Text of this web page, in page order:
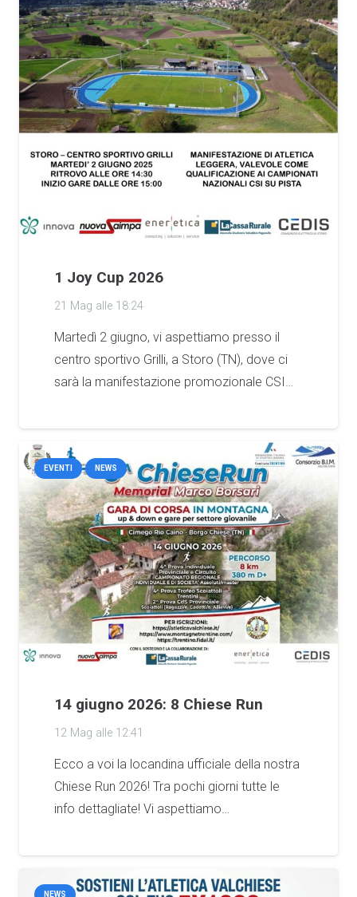
1 Joy Cup 2026
21 Mag alle 18:24
Martedì 2 giugno, vi aspettiamo presso il
centro sportivo Grilli, a Storo (TN), dove ci
sarà la manifestazione promozionale CSI…
EVENTI NEWS
14 giugno 2026: 8 Chiese Run
12 Mag alle 12:41
Ecco a voi la locandina ufficiale della nostra
Chiese Run 2026! Tra pochi giorni tutte le
info dettagliate! Vi aspettiamo…
NEWS